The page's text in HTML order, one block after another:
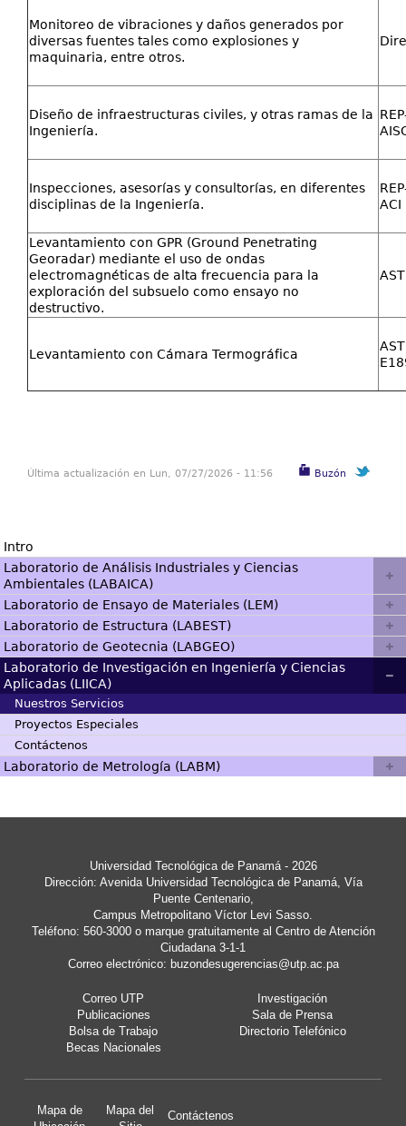
Monitoreo de vibraciones y daños generados por
diversas fuentes tales como explosiones y
maquinaria, entre otros.
Diseño de infraestructuras civiles, y otras ramas de la
Ingeniería.
Inspecciones, asesorías y consultorías, en diferentes
disciplinas de la Ingeniería.
ACI
Levantamiento con GPR (Ground Penetrating
Georadar) mediante el uso de ondas
electromagnéticas de alta frecuencia para la
exploración del subsuelo como ensayo no
destructivo.
Levantamiento con Cámara Termográfica
Buzón
Última actualización en Lun, 07/27/2026 - 11:56
Intro
Laboratorio de Análisis Industriales y Ciencias
Ambientales (LABAICA)
Laboratorio de Ensayo de Materiales (LEM)
Laboratorio de Estructura (LABEST)
Laboratorio de Geotecnia (LABGEO)
Laboratorio de Investigación en Ingeniería y Ciencias
Aplicadas (LIICA)
Nuestros Servicios
Proyectos Especiales
Contáctenos
Laboratorio de Metrología (LABM)
Universidad Tecnológica de Panamá - 2026
Dirección: Avenida Universidad Tecnológica de Panamá, Vía
Puente Centenario,
Campus Metropolitano Víctor Levi Sasso.
Teléfono: 560-3000 o marque gratuitamente al Centro de Atención
Ciudadana 3-1-1
Correo electrónico: buzondesugerencias@utp.ac.pa
Correo UTP
Investigación
Publicaciones
Sala de Prensa
Bolsa de Trabajo
Directorio Telefónico
Becas Nacionales
Mapa de
Mapa del
Contáctenos